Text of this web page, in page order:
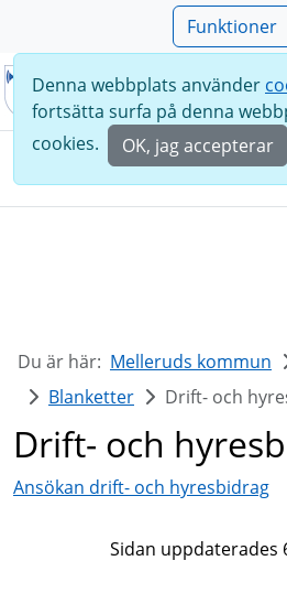
Funktioner
Denna webbplats använder
fortsätta surfa på denna
cookies.
OK, jag accepterar
Du är här: Melleruds kommun
Blanketter
Drift- och
Drift- och
Ansökan drift- och hyresbidrag
Sidan uppdaterades